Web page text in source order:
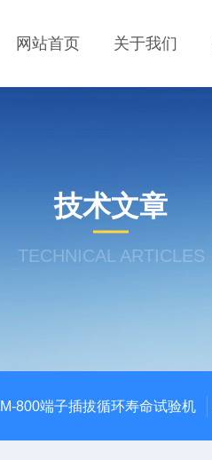
网站首页 关于我们
技术文章
TECHNICAL ARTICLES
800端子插拔循环寿命试验机